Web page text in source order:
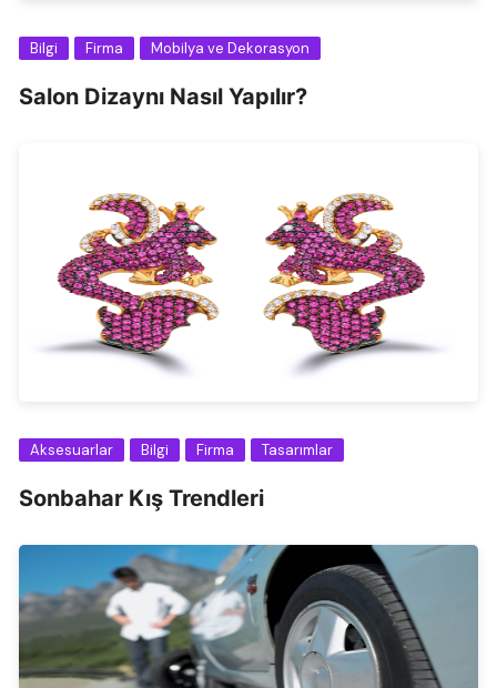
Bilgi Firma Mobilya ve Dekorasyon
Salon Dizaynı Nasıl Yapılır?
Aksesuarlar Bilgi Firma Tasarımlar
Sonbahar Kış Trendleri